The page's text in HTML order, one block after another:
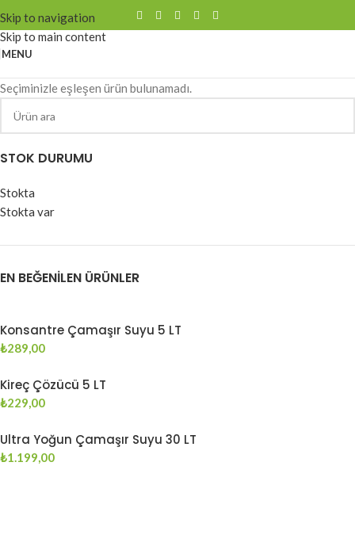
Skip to navigation
Skip to main content
MENU
STOK DURUMU
Stokta
Stokta var
EN BEĞENILEN ÜRÜNLER
Konsantre Çamaşır Suyu 5 LT
₺289,00
Kireç Çözücü 5 LT
₺229,00
Ultra Yoğun Çamaşır Suyu 30 LT
₺1.199,00
Seçiminizle eşleşen ürün bulunamadı.